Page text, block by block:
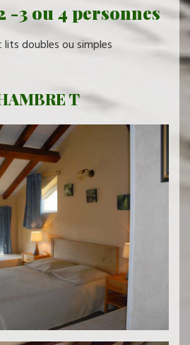
-3 ou 4 personnes
lits doubles ou simples
T